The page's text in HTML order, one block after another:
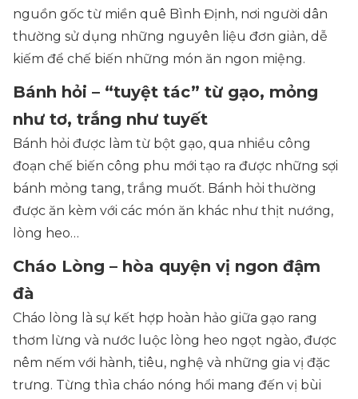
nguồn gốc từ miền quê Bình Định, nơi người dân
thường sử dụng những nguyên liệu đơn giản, dễ
kiếm để chế biến những món ăn ngon miệng.
Bánh hỏi – “tuyệt tác” từ gạo, mỏng
như tơ, trắng như tuyết
Bánh hỏi được làm từ bột gạo, qua nhiều công
đoạn chế biến công phu mới tạo ra được những sợi
bánh mỏng tang, trắng muốt. Bánh hỏi thường
được ăn kèm với các món ăn khác như thịt nướng,
lòng heo…
Cháo Lòng – hòa quyện vị ngon đậm
đà
Cháo lòng là sự kết hợp hoàn hảo giữa gạo rang
thơm lừng và nước luộc lòng heo ngọt ngào, được
nêm nếm với hành, tiêu, nghệ và những gia vị đặc
trưng. Từng thìa cháo nóng hổi mang đến vị bùi